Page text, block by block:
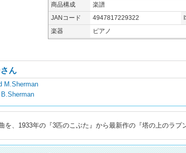
商品構成
楽譜
JANコード
4947817229322
楽器
ピアノ
ん
M.Sherman
B.Sherman
を、1933年の『3匹のこぶた』から最新作の『塔の上のラ